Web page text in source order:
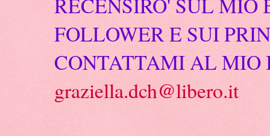
FOLLOWER E SUI
CONTATTAMI AL
graziella.dch@libero.it